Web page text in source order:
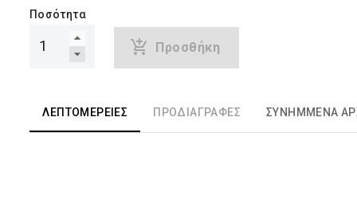
Ποσότητα
Προσθήκη
ΛΕΠΤΟΜΈΡΕΙΕΣ ΠΡΟΔΙΑΓΡΑΦΈΣ ΣΥΝΗΜΜΈΝΑ